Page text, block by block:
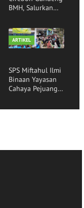
BMH, Salurkan
kepada Santri
Binaan
ARTIKEL
SPS Miftahul Ilmi
Binaan Yayasan
Cahaya Pejuang